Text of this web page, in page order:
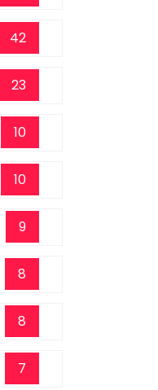
42
23
10
10
9
8
8
7